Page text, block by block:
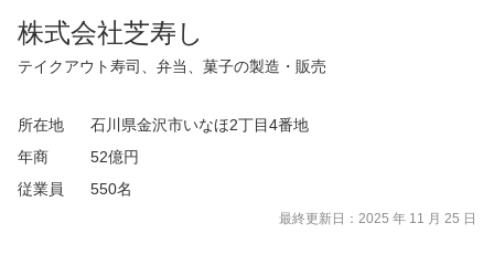
会員登録 企業様
株式会社芝寿し
テイクアウト寿司、弁当、菓子の製造・販売
所在地
石川県金沢市いなほ2丁目4番地
年商
52億円
従業員
550名
最終更新日：2025 年 11 月 25 日